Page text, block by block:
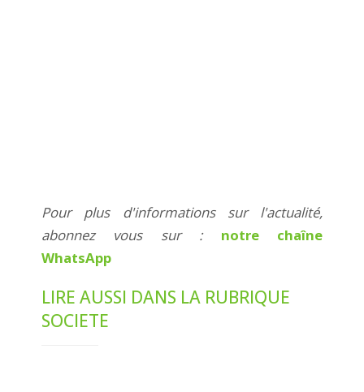
Pour plus d'informations sur l'actualité,
abonnez vous sur : notre chaîne
WhatsApp
LIRE AUSSI DANS LA RUBRIQUE
SOCIETE